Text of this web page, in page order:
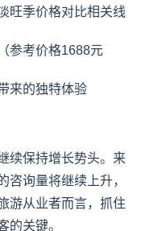
旺季价格对比相关线
参考价格1688元
来的独特体验
续保持增长势头。来
咨询量将继续上升，
游从业者而言，抓住
的关键。